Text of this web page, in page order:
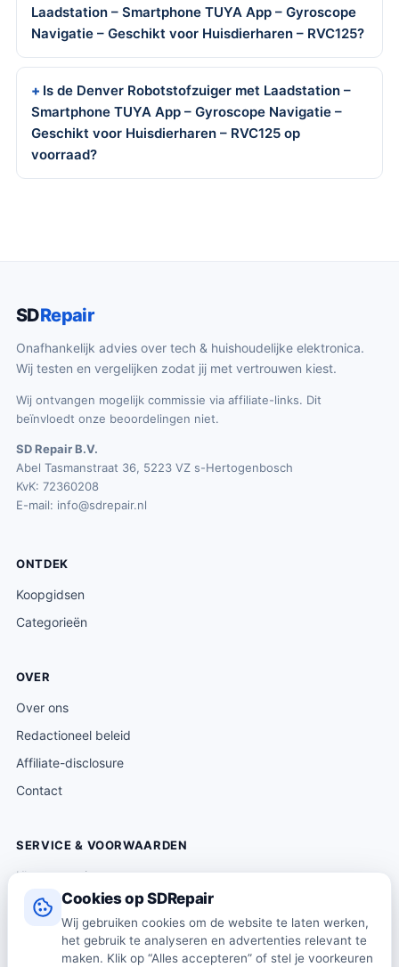
Cookies op SDRepair
Wij gebruiken cookies om de website te laten werken,
het gebruik te analyseren en advertenties relevant te
maken. Klik op “Alles accepteren” of stel je voorkeuren
Laadstation – Smartphone TUYA App – Gyroscope
Navigatie – Geschikt voor Huisdierharen – RVC125?
Is de Denver Robotstofzuiger met Laadstation –
Smartphone TUYA App – Gyroscope Navigatie –
Geschikt voor Huisdierharen – RVC125 op
voorraad?
SDRepair
Onafhankelijk advies over tech & huishoudelijke elektronica.
Wij testen en vergelijken zodat jij met vertrouwen kiest.
Wij ontvangen mogelijk commissie via affiliate-links. Dit
beïnvloedt onze beoordelingen niet.
SD Repair B.V.
Abel Tasmanstraat 36, 5223 VZ s-Hertogenbosch
KvK: 72360208
E-mail: info@sdrepair.nl
ONTDEK
Koopgidsen
Categorieën
OVER
Over ons
Redactioneel beleid
Affiliate-disclosure
Contact
SERVICE & VOORWAARDEN
Klantenservice
Verzending & levering
Retourneren
Algemene voorwaarden